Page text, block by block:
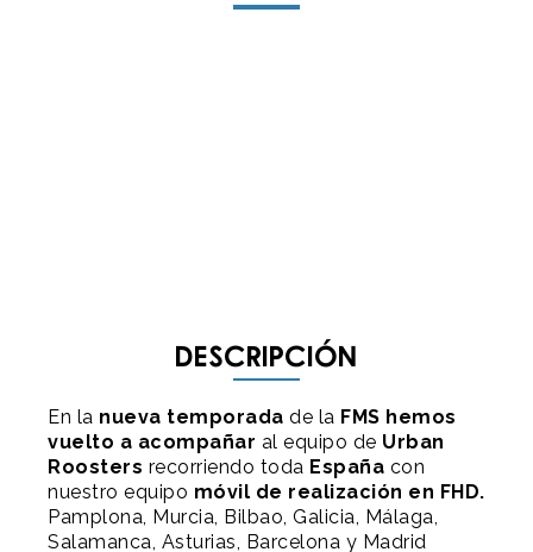
Descripción
En la nueva temporada de la FMS hemos
vuelto a acompañar al equipo de Urban
Roosters recorriendo toda España con
nuestro equipo móvil de realización en FHD.
Pamplona, Murcia, Bilbao, Galicia, Málaga,
Salamanca, Asturias, Barcelona y Madrid